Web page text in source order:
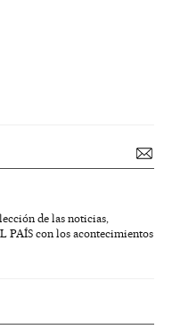
de las noticias,
PAÍS con los acontecimientos